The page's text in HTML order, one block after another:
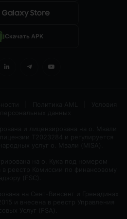
Скачать APK